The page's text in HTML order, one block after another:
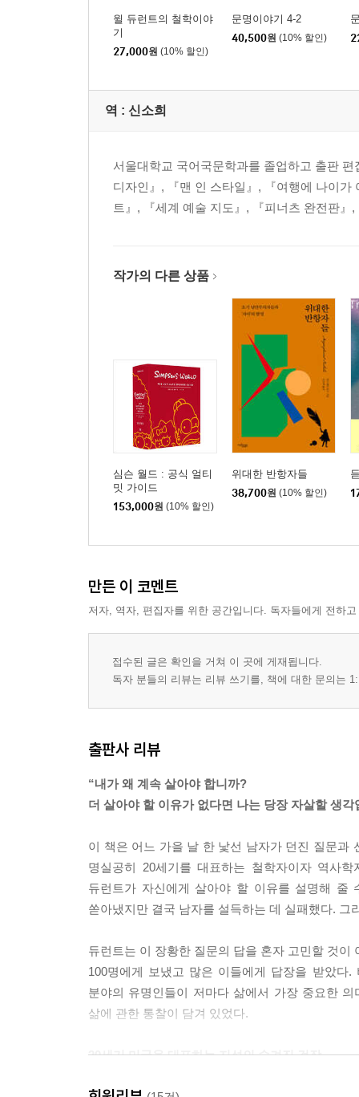
윌 듀런트의 철학이야
기
27,000원 (10% 할인)
문명이야기 4-2
40,500원 (10% 할인)
역 : 신소희
서울대학교 국어국문학과를 졸업하고 출판
디자인』, 『맨 인 스타일』, 『여행에 나이
트』, 『세계 예술 지도』, 『피너츠 완전판
작가의 다른 상품
심슨 월드 : 공식 얼티
밋 가이드
153,000원 (10% 할인)
위대한 반항자들
38,700원 (10% 할인)
만든 이 코멘트
저자, 역자, 편집자를 위한 공간입니다. 독자들에게 전하
접수된 글은 확인을 거쳐 이 곳에 게재됩니다.
독자 분들의 리뷰는 리뷰 쓰기를, 책에 대한 문의는
출판사 리뷰
“내가 왜 계속 살아야 합니까?
더 살아야 할 이유가 없다면 나는 당장 자살할 생각
이 책은 어느 가을 날 한 낯선 남자가 던진 질문과
명실공히 20세기를 대표하는 철학자이자 역사
듀런트가 자신에게 살아야 할 이유를 설명해 줄
쏟아냈지만 결국 남자를 설득하는 데 실패했다.
듀런트는 이 장황한 질문의 답을 혼자 고민할 것
100명에게 보냈고 많은 이들에게 답장을 받았
분야의 유명인들이 저마다 삶에서 가장 중요한
삶에 관한 통찰이 담겨 있었다.
20세기 미국을 대표하는 지성의 숨겨진 걸작